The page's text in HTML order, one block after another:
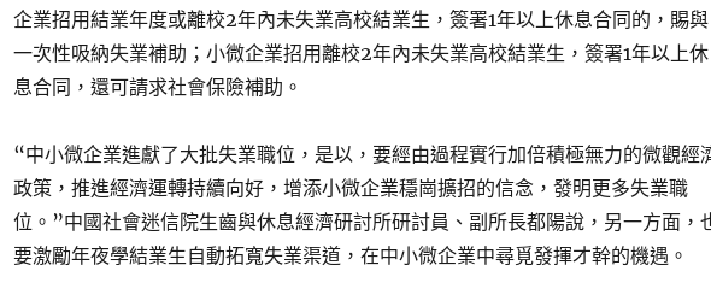
企業招用結業年度或離校2年內未失業高校結業生，簽署1年以上休息合同的，賜與
一次性吸納失業補助；小微企業招用離校2年內未失業高校結業生，簽署1年以上休
息合同，還可請求社會保險補助。
“中小微企業進獻了大批失業職位，是以，要經由過程實行加倍積極無力的微觀經
政策，推進經濟運轉持續向好，增添小微企業穩崗擴招的信念，發明更多失業職
位。”中國社會迷信院生齒與休息經濟研討所研討員、副所長都陽說，另一方面，
要激勵年夜學結業生自動拓寬失業渠道，在中小微企業中尋覓發揮才幹的機遇。